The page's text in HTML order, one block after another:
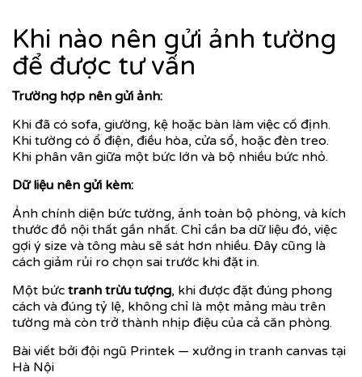
Khi nào nên gửi ảnh tường
để được tư vấn
Trường hợp nên gửi ảnh:
Khi đã có sofa, giường, kệ hoặc bàn làm việc cố định.
Khi tường có ổ điện, điều hòa, cửa sổ, hoặc đèn treo.
Khi phân vân giữa một bức lớn và bộ nhiều bức nhỏ.
Dữ liệu nên gửi kèm:
Ảnh chính diện bức tường, ảnh toàn bộ phòng, và kích
thước đồ nội thất gần nhất. Chỉ cần ba dữ liệu đó, việc
gợi ý size và tông màu sẽ sát hơn nhiều. Đây cũng là
cách giảm rủi ro chọn sai trước khi đặt in.
Một bức tranh trừu tượng, khi được đặt đúng phong
cách và đúng tỷ lệ, không chỉ là một mảng màu trên
tường mà còn trở thành nhịp điệu của cả căn phòng.
Bài viết bởi đội ngũ Printek — xưởng in tranh canvas tại
Hà Nội